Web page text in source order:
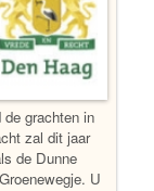
grachten in
zal dit jaar
de Dunne
U